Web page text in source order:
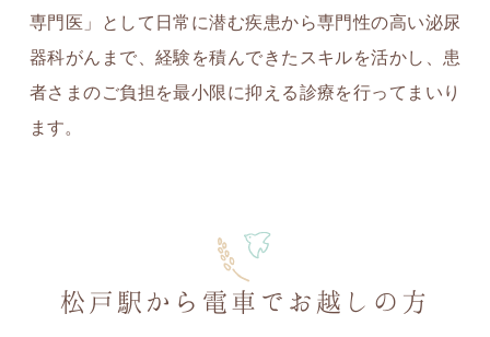
専門医」として日常に潜む疾患から専門性の高い泌尿
器科がんまで、経験を積んできたスキルを活かし、患
者さまのご負担を最小限に抑える診療を行ってまいり
ます。
松戸駅から電車でお越しの方